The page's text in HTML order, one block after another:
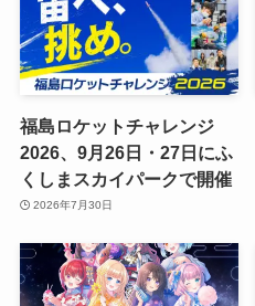
福島ロケットチャレンジ
2026、9月26日・27日にふ
くしまスカイパークで開催
2026年7月30日